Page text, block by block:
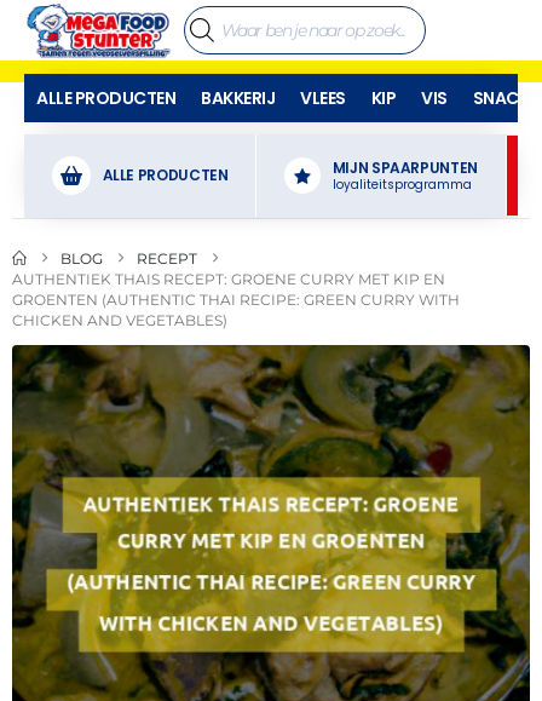
ALLE PRODUCTEN BAKKERIJ VLEES KIP VIS SNACKS
ALLE PRODUCTEN MIJN SPAARPUNTEN
loyaliteitsprogramma
BLOG
RECEPT
AUTHENTIEK THAIS RECEPT: GROENE CURRY MET KIP EN
GROENTEN (AUTHENTIC THAI RECIPE: GREEN CURRY WITH
CHICKEN AND VEGETABLES)